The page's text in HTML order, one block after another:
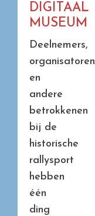
DIGITAAL
MUSEUM
Deelnemers,
organisatoren
en
andere
betrokkenen
bij de
historische
rallysport
hebben
één
ding